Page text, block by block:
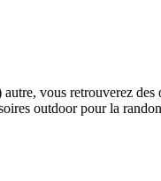
vous retrouverez
outdoor pour la